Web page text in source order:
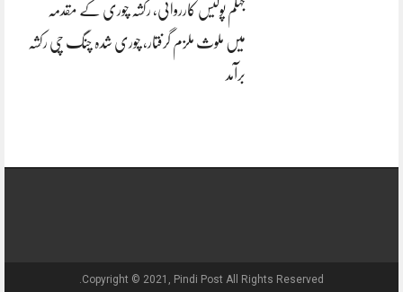
جہلم پولیس کارروائی، رکشہ چوری کے مقدمہ
میں ملوث ملزم گرفتار، چوری شدہ چنگ چی رکشہ
برآمد
Copyright © 2021, Pindi Post All Rights Reserved.